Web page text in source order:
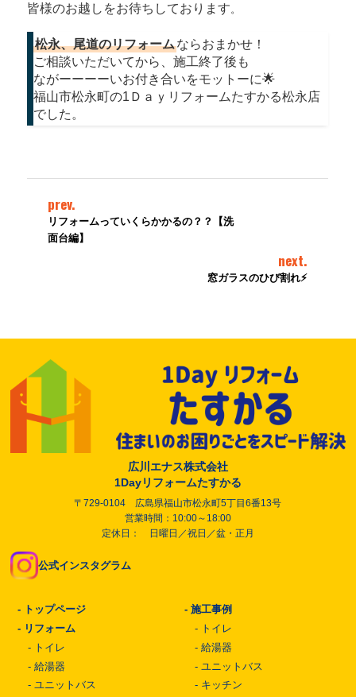
皆様のお越しをお待ちしております。
松永、尾道のリフォームならおまかせ！
ご相談いただいてから、施工終了後も
ながーーーーいお付き合いをモットーに🌟
福山市松永町の1Ｄａｙリフォームたすかる松永店
でした。
prev.
リフォームっていくらかかるの？？【洗
面台編】
next.
窓ガラスのひび割れ⚡
広川エナス株式会社
1Dayリフォームたすかる
〒729-0104 広島県福山市松永町5丁目6番13号
営業時間：10:00～18:00
定休日： 日曜日／祝日／盆・正月
公式インスタグラム
- トップページ
- リフォーム
- トイレ
- 給湯器
- ユニットバス
-施工事例
- トイレ
-給湯器
- ユニットバス
- キッチン